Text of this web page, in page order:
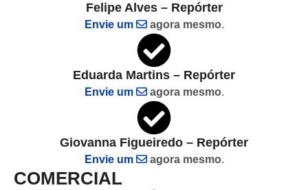
Felipe Alves – Repórter
Envie um agora mesmo.
Eduarda Martins – Repórter
Envie um agora mesmo.
Giovanna Figueiredo – Repórter
Envie um agora mesmo.
COMERCIAL